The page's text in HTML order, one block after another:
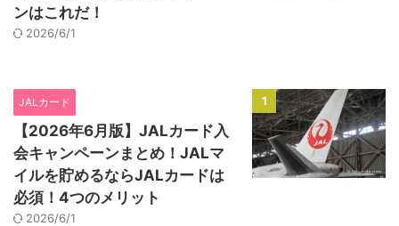
ンはこれだ！
2026/6/1
1
JALカード
【2026年6月版】JALカード入
会キャンペーンまとめ！JALマ
イルを貯めるならJALカードは
必須！4つのメリット
2026/6/1